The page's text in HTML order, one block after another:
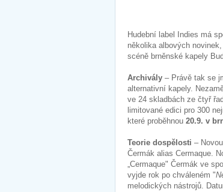
Hudební label Indies má
několika albových
scéně brněnské kapely
Archivály – Právě tak se
alternativní kapely.
ve 24 skladbách ze čtyř
limitované edici pro 300
které proběhnou 20.9. v
Teorie dospělosti –
Čermák alias Cermaque.
„Cermaque" Čermák ve
vyjde rok po chváleném "
melodických nástrojů.